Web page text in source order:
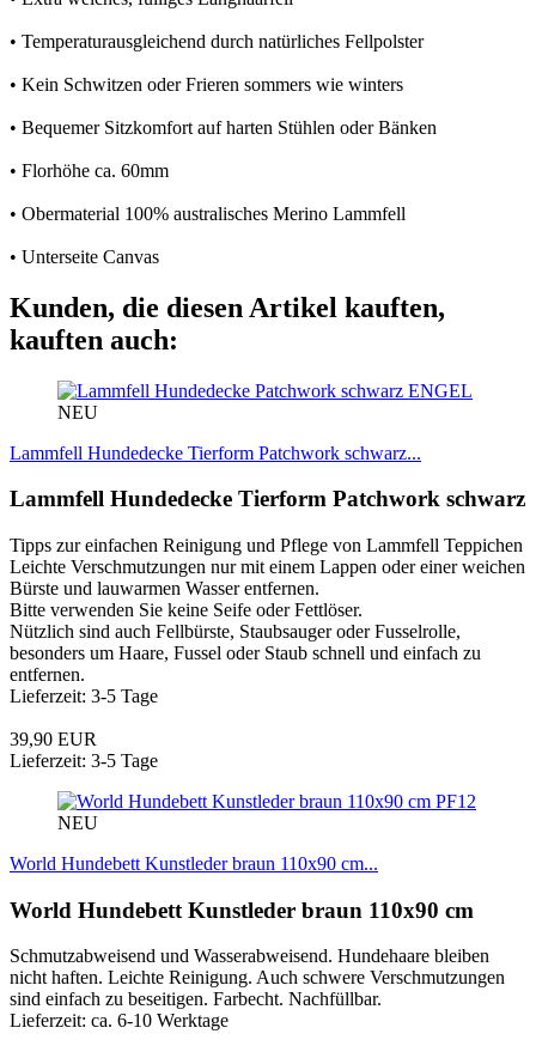
• Temperaturausgleichend durch natürliches Fellpolster
• Kein Schwitzen oder Frieren sommers wie winters
• Bequemer Sitzkomfort auf harten Stühlen oder Bänken
• Florhöhe ca. 60mm
• Obermaterial 100% australisches Merino Lammfell
• Unterseite Canvas
Kunden, die diesen Artikel kauften,
kauften auch:
ENGEL
NEU
Lammfell Hundedecke Tierform Patchwork schwarz...
Lammfell Hundedecke Tierform Patchwork schwarz
Tipps zur einfachen Reinigung und Pflege von Lammfell Teppichen
Leichte Verschmutzungen nur mit einem Lappen oder einer weichen
Bürste und lauwarmen Wasser entfernen.
Bitte verwenden Sie keine Seife oder Fettlöser.
Nützlich sind auch Fellbürste, Staubsauger oder Fusselrolle,
besonders um Haare, Fussel oder Staub schnell und einfach zu
entfernen.
Lieferzeit: 3-5 Tage
39,90 EUR
Lieferzeit: 3-5 Tage
PF12
NEU
World Hundebett Kunstleder braun 110x90 cm...
World Hundebett Kunstleder braun 110x90 cm
Schmutzabweisend und Wasserabweisend. Hundehaare bleiben
nicht haften. Leichte Reinigung. Auch schwere Verschmutzungen
sind einfach zu beseitigen. Farbecht. Nachfüllbar.
Lieferzeit: ca. 6-10 Werktage